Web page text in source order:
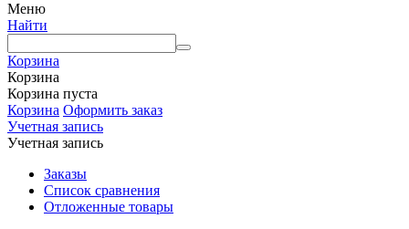
Меню
Найти
Корзина
Корзина
Корзина пуста
Корзина Оформить заказ
Учетная запись
Учетная запись
Заказы
Список сравнения
Отложенные товары